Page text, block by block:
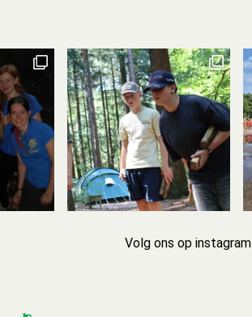
Volg ons op instagram